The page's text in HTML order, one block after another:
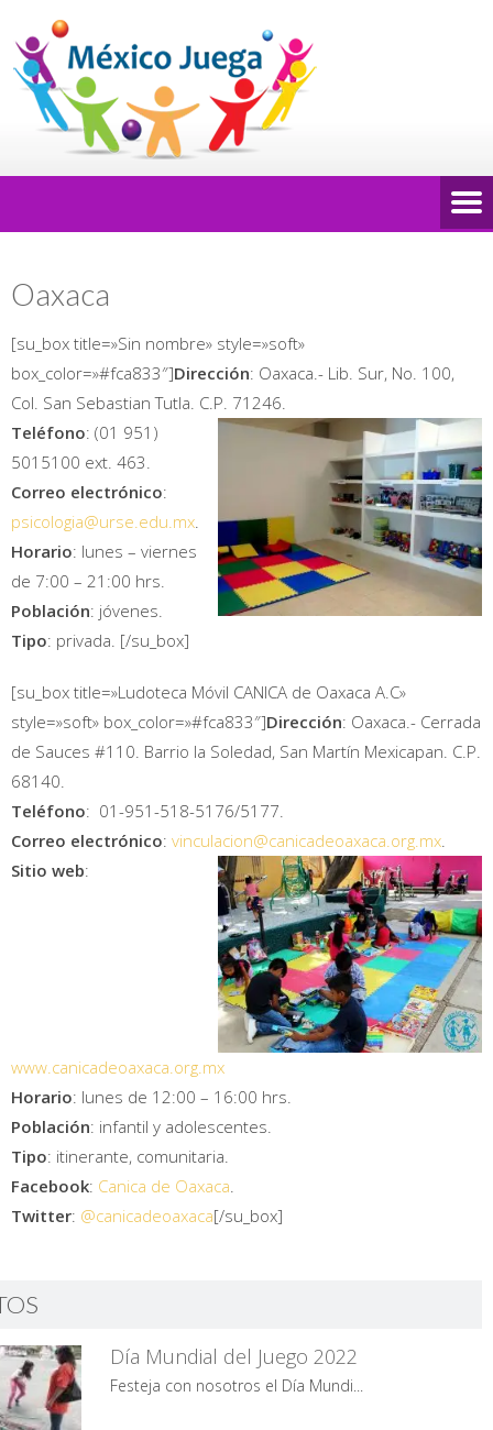
Oaxaca
[su_box title=»Sin nombre» style=»soft»
box_color=»#fca833″]Dirección: Oaxaca.- Lib. Sur, No. 100,
Col. San Sebastian Tutla. C.P. 71246.
Teléfono: (01 951)
5015100 ext. 463.
Correo electrónico:
psicologia@urse.edu.mx.
Horario: lunes – viernes
de 7:00 – 21:00 hrs.
Población: jóvenes.
Tipo: privada. [/su_box]
[su_box title=»Ludoteca Móvil CANICA de Oaxaca A.C»
style=»soft» box_color=»#fca833″]Dirección: Oaxaca.- Cerrada
de Sauces #110. Barrio la Soledad, San Martín Mexicapan. C.P.
68140.
Teléfono: 01-951-518-5176/5177.
Correo electrónico: vinculacion@canicadeoaxaca.org.mx.
Sitio web:
www.canicadeoaxaca.org.mx
Horario: lunes de 12:00 – 16:00 hrs.
Población: infantil y adolescentes.
Tipo: itinerante, comunitaria.
Facebook: Canica de Oaxaca.
Twitter: @canicadeoaxaca[/su_box]
Día Mundial del Juego 2022
Festeja con nosotros el Día Mundi...